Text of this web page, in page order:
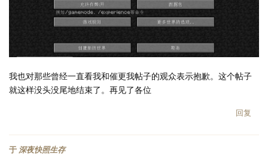
我也对那些曾经一直看我和催更我帖子的观众表示抱歉。这个帖子
就这样没头没尾地结束了。再见了各位
回复
于 深夜快照生存